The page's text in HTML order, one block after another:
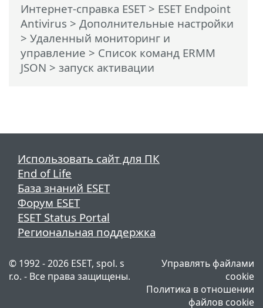
Интернет-справка ESET> ESET Endpoint
Antivirus > Дополнительные настройки
> Удаленный мониторинг и
управление > Список команд ERMM
JSON > запуск активации
Использовать сайт для ПК
End of Life
База знаний ESET
Форум ESET
ESET Status Portal
Региональная поддержка
© 1992 - 2026 ESET, spol. s
r.o. - Все права защищены.
Управлять файлами
cookie
Политика в отношении
файлов cookie